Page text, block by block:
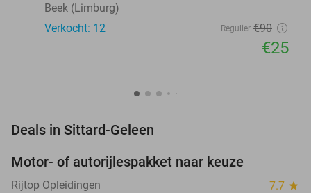
Beek (Limburg)
Verkocht: 12
Regulier €90
€25
Deals in Sittard-Geleen
Motor- of autorijlespakket naar keuze
Rijtop Opleidingen 7.7 star